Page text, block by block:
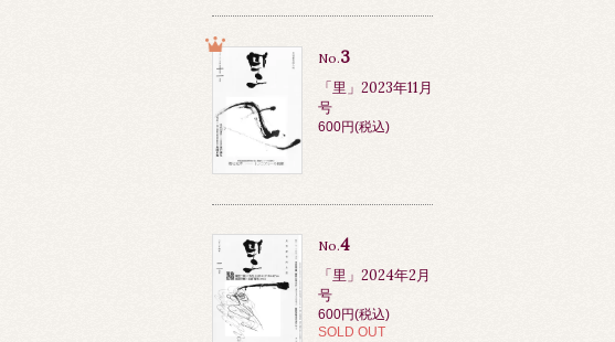
No.3
「里」2023年11月
号
600円(税込)
No.4
「里」2024年2月
号
600円(税込)
SOLD OUT